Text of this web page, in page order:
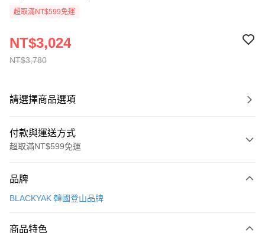
超取滿NT$599免運
NT$3,780
NT$3,024
請選擇商品選項
付款與運送方式
超取滿NT$599免運
信用卡一次付款
LINE Pay
品牌
BLACKYAK 韓國登山品牌
商品特色